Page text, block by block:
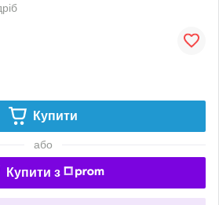
Купити
або
Купити з